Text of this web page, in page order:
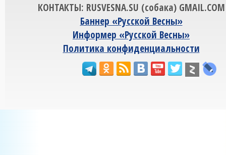
КОНТАКТЫ: RUSVESNA.SU (собака) GMAIL.COM
Баннер «Русской Весны»
Информер «Русской Весны»
Политика конфиденциальности